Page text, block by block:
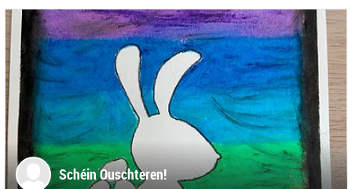
Schéin Ouschteren!